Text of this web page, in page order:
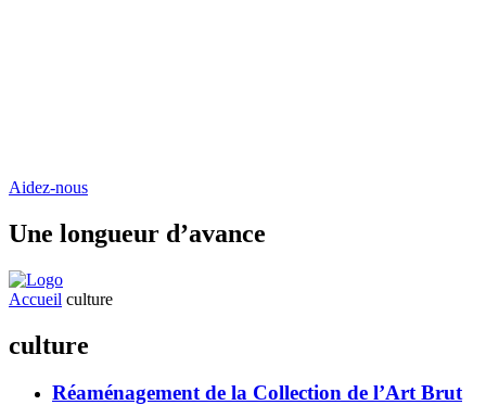
Aidez-nous
Une longueur d’avance
Accueil culture
culture
Réaménagement de la Collection de l’Art Brut